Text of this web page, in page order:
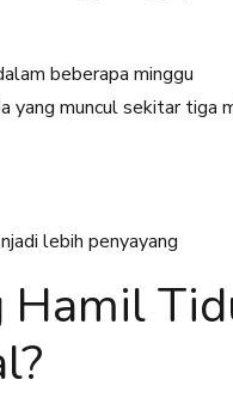
beberapa minggu
yang muncul sekitar tiga
lebih penyayang
Hamil